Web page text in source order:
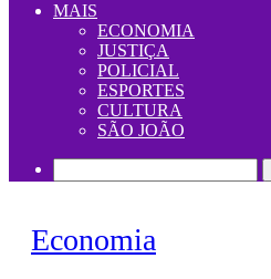
MAIS
ECONOMIA
JUSTIÇA
POLICIAL
ESPORTES
CULTURA
SÃO JOÃO
Economia